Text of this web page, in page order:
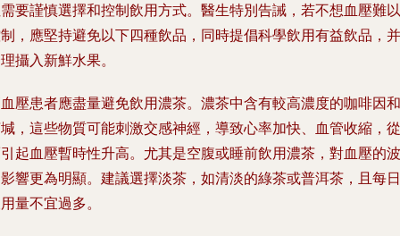
要謹慎選擇和控制飲用方式。醫生特別告誡，若不想血壓難以
，應堅持避免以下四種飲品，同時提倡科學飲用有益飲品，并
攝入新鮮水果。
壓患者應盡量避免飲用濃茶。濃茶中含有較高濃度的咖啡因和
，這些物質可能刺激交感神經，導致心率加快、血管收縮，從
起血壓暫時性升高。尤其是空腹或睡前飲用濃茶，對血壓的波
響更為明顯。建議選擇淡茶，如清淡的綠茶或普洱茶，且每日
量不宜過多。